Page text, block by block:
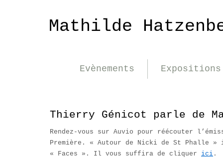
Mathilde
Evènements Expositions
Thierry Génicot parle de
Rendez-vous sur Auvio pour réécouter
Première. « Autour de Nicki de St Phalle »
« Faces ». Il vous suffira de cliquer ici .